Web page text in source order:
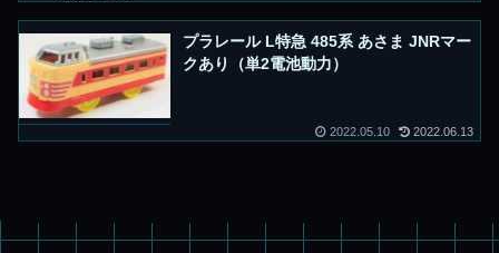
プラレール L特急 485系 あさま JNRマー
クあり（単2電池動力）
2022.05.10 2022.06.13